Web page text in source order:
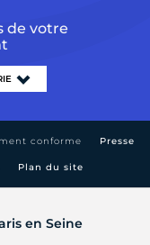
en Seine
de votre
conforme Presse
Plan du site